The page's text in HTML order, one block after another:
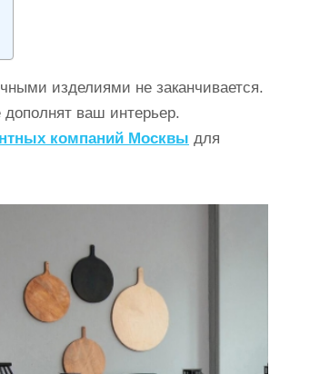
изделиями не заканчивается.
ваш интерьер.
компаний Москвы для